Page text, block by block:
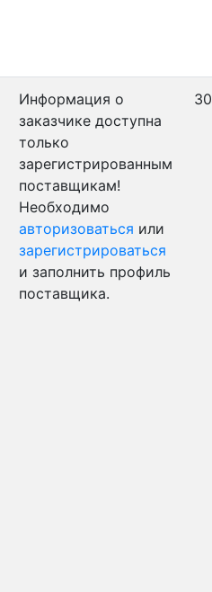
Информация о
заказчике доступна
только
зарегистрированным
поставщикам!
Необходимо
авторизоваться или
зарегистрироваться
и заполнить профиль
поставщика.